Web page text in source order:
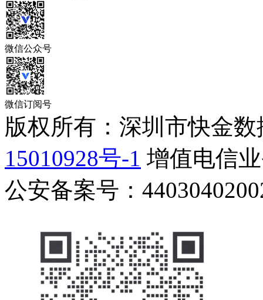
微信公众号
微信订阅号
版权所有：深圳市快金
15010928号-1 增值电信
公安备案号：